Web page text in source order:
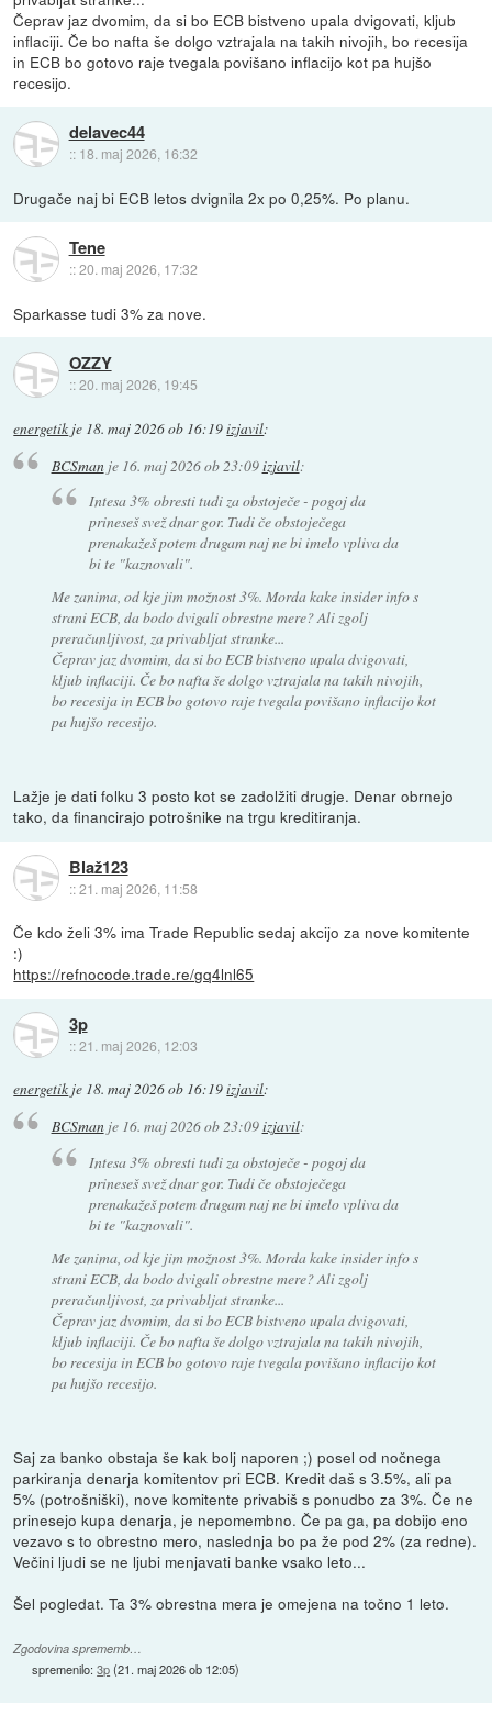
Čeprav jaz dvomim, da si bo ECB bistveno upala dvigovati, kljub
inflaciji. Če bo nafta še dolgo vztrajala na takih nivojih, bo recesija
in ECB bo gotovo raje tvegala povišano inflacijo kot pa hujšo
recesijo.
delavec44
:: 18. maj 2026, 16:32
Drugače naj bi ECB letos dvignila 2x po 0,25%. Po planu.
Tene
::20. maj 2026, 17:32
Sparkasse tudi 3% za nove.
OZZY
::20. maj 2026, 19:45
energetik je 18. maj 2026 ob 16:19izjavil:
BCSmanje 16. maj 2026 ob 23:09izjavil:
Intesa 3% obresti tudi za obstoječe - pogoj da
prineseš svež dnar gor. Tudi če obstoječega
prenakažeš potem drugam naj ne bi imelo vpliva da
bi te "kaznovali".
Me zanima, od kje jim možnost 3%. Morda kake insider info s
strani ECB, da bodo dvigali obrestne mere? Ali zgolj
preračunljivost, za privabljat stranke...
Čeprav jaz dvomim, da si bo ECB bistveno upala dvigovati,
kljub inflaciji. Če bo nafta še dolgo vztrajala na takih nivojih,
bo recesija in ECB bo gotovo raje tvegala povišano inflacijo kot
pa hujšo recesijo.
Lažje je dati folku 3 posto kot se zadolžiti drugje. Denar obrnejo
tako, da financirajo potrošnike na trgu kreditiranja.
Blaž123
::21. maj 2026, 11:58
Če kdo želi 3% ima Trade Republic sedaj akcijo za nove komitente
:)
https://refnocode.trade.re/gq4lnl65
3p
::21. maj 2026, 12:03
energetik je 18. maj 2026 ob 16:19izjavil:
BCSmanje 16. maj 2026 ob 23:09izjavil:
Intesa 3% obresti tudi za obstoječe - pogoj da
prineseš svež dnar gor. Tudi če obstoječega
prenakažeš potem drugam naj ne bi imelo vpliva da
bi te "kaznovali".
Me zanima, od kje jim možnost 3%. Morda kake insider info s
strani ECB, da bodo dvigali obrestne mere? Ali zgolj
preračunljivost, za privabljat stranke...
Čeprav jaz dvomim, da si bo ECB bistveno upala dvigovati,
kljub inflaciji. Če bo nafta še dolgo vztrajala na takih nivojih,
bo recesija in ECB bo gotovo raje tvegala povišano inflacijo kot
pa hujšo recesijo.
Saj za banko obstaja še kak bolj naporen ;) posel od nočnega
parkiranja denarja komitentov pri ECB. Kredit daš s 3.5%, ali pa
5% (potrošniški), nove komitente privabiš s ponudbo za 3%. Če ne
prinesejo kupa denarja, je nepomembno. Če pa ga, pa dobijo eno
vezavo s to obrestno mero, naslednja bo pa že pod 2% (za redne).
Večini ljudi se ne ljubi menjavati banke vsako leto...
Šel pogledat. Ta 3% obrestna mera je omejena na točno 1 leto.
Zgodovina sprememb…
spremenilo:3p(21. maj 2026 ob 12:05)